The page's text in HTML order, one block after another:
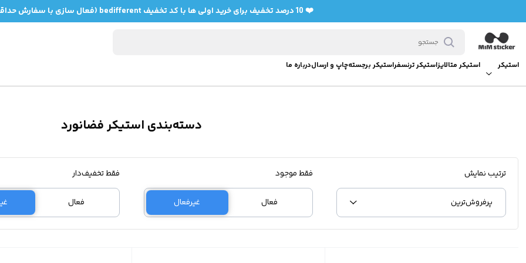
❤️ 10 درصد تخفیف برای خرید اولی ها با کد تخفیف bedifferent (فعال سازی با سفارش حداقل 7 استیکر)❤️
استیکر استیکر متالایزاستیکر ترنسفراستیکر برجستهچاپ و ارسالدرباره ما
دسته‌بندی استیکر فضانورد
ترتیب نمایش
پرفروش‌‌ترین
فقط موجود
فعال غیرفعال
فقط تخفیف‌دار
فعال